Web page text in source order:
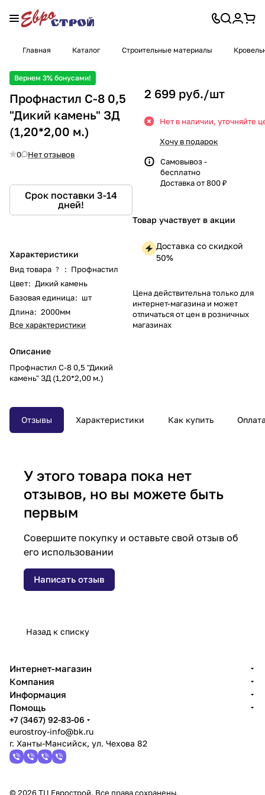
Главная Каталог Строительные материалы
Вернем 3% бонусами!
Профнастил С-8 0,5
"Дикий камень" ЗД
(1,20*2,00 м.)
0 Нет отзывов
Срок поставки 3-14
дней!
Характеристики
Вид товара ? : Профнастил
Цвет: Дикий камень
Базовая единица: шт
Длина: 2000мм
Все характеристики
Описание
Профнастил С-8 0,5 "Дикий
камень" ЗД (1,20*2,00 м.)
2 699 руб./шт
Нет в наличии, уточняйте
Хочу в подарок
Самовывоз -
бесплатно
Доставка от 800 ₽
Товар участвует в акции
Доставка со скидкой
50%
Цена действительна только для
интернет-магазина и может
отличаться от цен в розничных
магазинах
Отзывы Характеристики Как купить
У этого товара пока нет
отзывов, но вы можете быть
первым
Совершите покупку и оставьте свой отзыв об
его использовании
Написать отзыв
Назад к списку
Интернет-магазин
Компания
Информация
Помощь
+7 (3467) 92-83-06
eurostroy-info@bk.ru
г. Ханты-Мансийск, ул. Чехова 82
© 2026 ТЦ Еврострой. Все права сохранены.